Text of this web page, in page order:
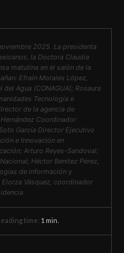
2025. La presidenta
la Doctora Claudia
matutina en el salón de la
Efraín Morales López,
Agua (CONAGUA); Rosaura
Tecnología e
de la agencia de
Coordinador
García Director Ejecutivo
e Innovación en
Arturo Reyes-Sandoval;
Héctor Benítez Pérez,
de información y
Vásquez, coordinador
time: 1 min.